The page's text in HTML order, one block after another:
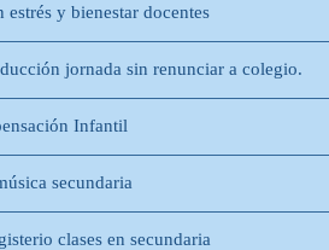
estrés y bienestar docentes
jornada sin renunciar a colegio.
Infantil
secundaria
clases en secundaria